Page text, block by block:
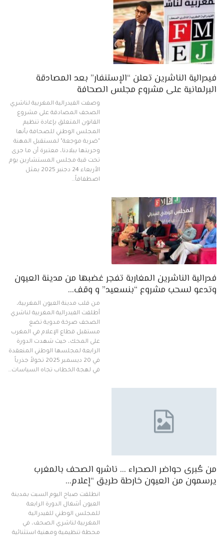
فيدرالية الناشرين تعلن “الإستنفار” بعد المصادقة
البرلمانية على مشروع مجلس الصحافة
وصفت الفيدرالية المغربية لناشري
الصحف المصادقة على مشروع
القانون المتعلق بإعادة تنظيم
المجلس الوطني للصحافة بأنها
"ضربة موجعة" لمستقبل المهنة
وحريتها ببلادنا، معتبرة أن ما جرى
تحت قبة مجلس المستشارين يوم
الأربعاء 24 دجنبر 2025 يمثل
اصطفافاً…
فدرالية الناشرين المغاربة تفجر غضبها من مدينة العيون
وتدعو لسحب مشروع “بنسعيد” و وقف…
من قلب مدينة العيون المغربية،
أطلقت الفيدرالية المغربية لناشري
الصحف صرخة مدوية تضع
مستقبل قطاع الإعلام في المغرب
على المحك، حيث شهدت الدورة
الرابعة لمجلسها الوطني المنعقدة
في 20 ديسمبر 2025 تحولاً جذرياً
في لهجة الخطاب تجاه السياسات…
من كُبرى حواضر الصحراء … ناشرو الصحف بالمغرب
يرسمون من العيون خارطة طريق “إعلام…
انطلقت صباح اليوم السبت بمدينة
العيون أشغال الدورة الرابعة
للمجلس الوطني للفيدرالية
المغربية لناشري الصحف، في
محطة تنظيمية ومهنية استثنائية